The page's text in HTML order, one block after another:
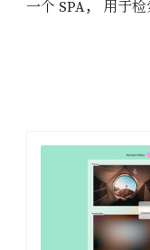
一个 SPA， 用于